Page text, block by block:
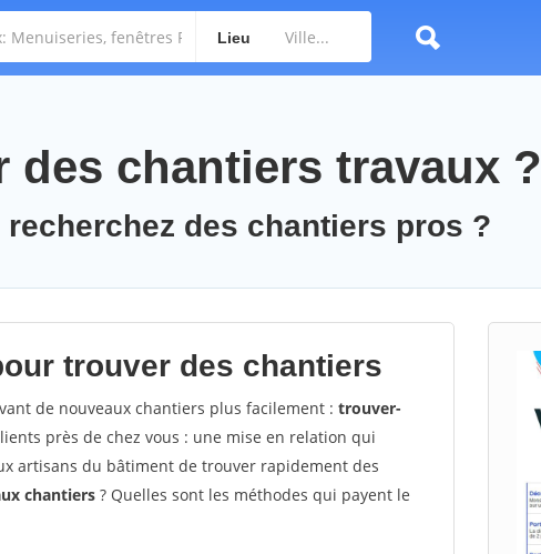
Lieu
des chantiers travaux ?
des chantiers pros ?
trouver des chantiers
de nouveaux chantiers plus facilement : trouver-
près de chez vous : une mise en relation qui
artisans du bâtiment de trouver rapidement des
chantiers ? Quelles sont les méthodes qui payent le